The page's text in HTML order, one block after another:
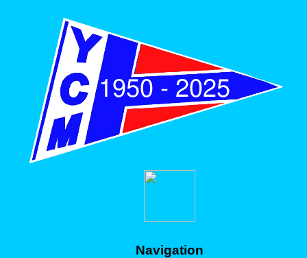
Navigation